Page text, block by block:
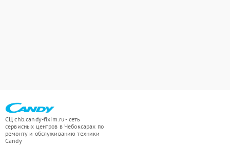
СЦ chb.candy-fixim.ru - сеть
сервисных центров в Чебоксарах по
ремонту и обслуживанию техники
Candy